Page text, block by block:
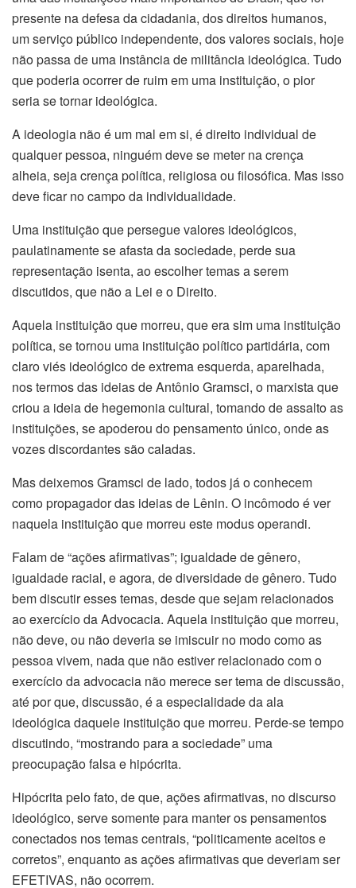
presente na defesa da cidadania, dos direitos humanos,
um serviço público independente, dos valores sociais, hoje
não passa de uma instância de militância ideológica. Tudo
que poderia ocorrer de ruim em uma instituição, o pior
seria se tornar ideológica.
A ideologia não é um mal em si, é direito individual de
qualquer pessoa, ninguém deve se meter na crença
alheia, seja crença política, religiosa ou filosófica. Mas isso
deve ficar no campo da individualidade.
Uma instituição que persegue valores ideológicos,
paulatinamente se afasta da sociedade, perde sua
representação isenta, ao escolher temas a serem
discutidos, que não a Lei e o Direito.
Aquela instituição que morreu, que era sim uma instituição
política, se tornou uma instituição político partidária, com
claro viés ideológico de extrema esquerda, aparelhada,
nos termos das ideias de Antônio Gramsci, o marxista que
criou a ideia de hegemonia cultural, tomando de assalto as
instituições, se apoderou do pensamento único, onde as
vozes discordantes são caladas.
Mas deixemos Gramsci de lado, todos já o conhecem
como propagador das ideias de Lênin. O incômodo é ver
naquela instituição que morreu este modus operandi.
Falam de “ações afirmativas”; igualdade de gênero,
igualdade racial, e agora, de diversidade de gênero. Tudo
bem discutir esses temas, desde que sejam relacionados
ao exercício da Advocacia. Aquela instituição que morreu,
não deve, ou não deveria se imiscuir no modo como as
pessoa vivem, nada que não estiver relacionado com o
exercício da advocacia não merece ser tema de discussão,
até por que, discussão, é a especialidade da ala
ideológica daquele instituição que morreu. Perde-se tempo
discutindo, “mostrando para a sociedade” uma
preocupação falsa e hipócrita.
Hipócrita pelo fato, de que, ações afirmativas, no discurso
ideológico, serve somente para manter os pensamentos
conectados nos temas centrais, “politicamente aceitos e
corretos”, enquanto as ações afirmativas que deveriam ser
EFETIVAS, não ocorrem.